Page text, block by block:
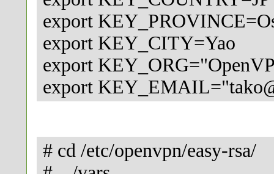
export
export KEY_CITY=Yao
export
export
# cd /etc/openvpn/easy-rsa/